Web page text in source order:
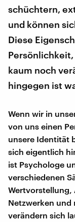
schüchtern,
und können
Diese
kaum noch
hingegen ist
Wenn wir in
von uns einen
unsere Identität
sich eigentlich
ist Psychologe
verschiedenen
Wertvorstellung,
Netzwerken und
verändern sich